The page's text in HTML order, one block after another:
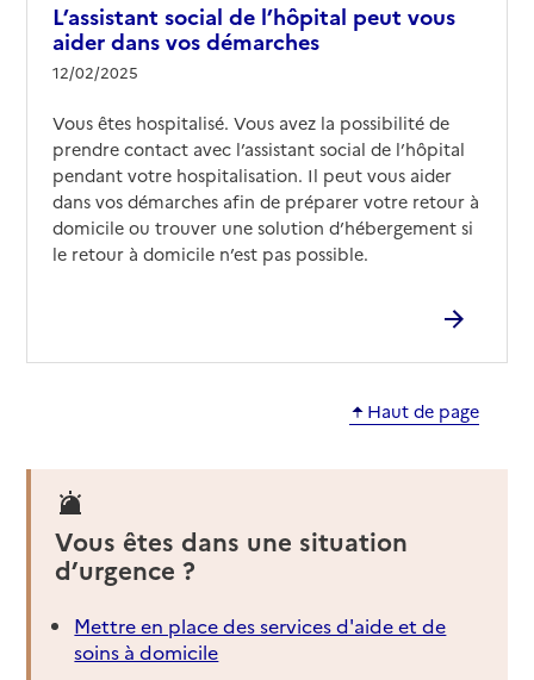
L’assistant social de l’hôpital peut vous
aider dans vos démarches
12/02/2025
Vous êtes hospitalisé. Vous avez la possibilité de
prendre contact avec l’assistant social de l’hôpital
pendant votre hospitalisation. Il peut vous aider
dans vos démarches afin de préparer votre retour à
domicile ou trouver une solution d’hébergement si
le retour à domicile n’est pas possible.
Haut de page
Vous êtes dans une situation
d’urgence ?
Mettre en place des services d'aide et de
soins à domicile